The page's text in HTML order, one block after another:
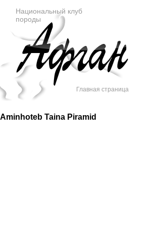
Национальный клуб
породы
Главная страница
Taina Piramid